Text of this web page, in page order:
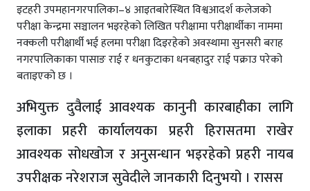
इटहरी उपमहानगरपालिका–४ आइतबारेस्थित विश्वआदर्श कलेजको
परीक्षा केन्द्रमा सञ्चालन भइरहेको लिखित परीक्षामा परीक्षार्थीका नाममा
नक्कली परीक्षार्थी भई हलमा परीक्षा दिइरहेको अवस्थामा सुनसरी बराह
नगरपालिकाका पासाङ राई र धनकुटाका धनबहादुर राई पक्राउ परेको
बताइएको छ ।
अभियुक्त दुवैलाई आवश्यक कानुनी कारबाहीका लागि
इलाका प्रहरी कार्यालयका प्रहरी हिरासतमा राखेर
आवश्यक सोधखोज र अनुसन्धान भइरहेको प्रहरी नायब
उपरीक्षक नरेशराज सुवेदीले जानकारी दिनुभयो । रासस